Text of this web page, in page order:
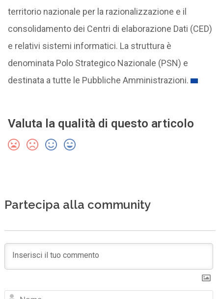
territorio nazionale per la razionalizzazione e il
consolidamento dei Centri di elaborazione Dati (CED)
e relativi sistemi informatici. La struttura è
denominata Polo Strategico Nazionale (PSN) e
destinata a tutte le Pubbliche Amministrazioni.
Valuta la qualità di questo articolo
Partecipa alla community